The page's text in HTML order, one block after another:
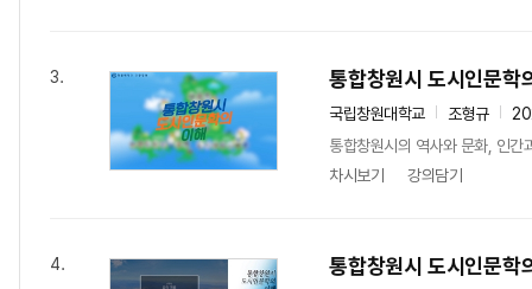
3. 통합창원시 도시인문학
국립창원대학교 조형규
통합창원시의 역사와 문화, 인간
차시보기
강의담기
4. 통합창원시 도시인문학